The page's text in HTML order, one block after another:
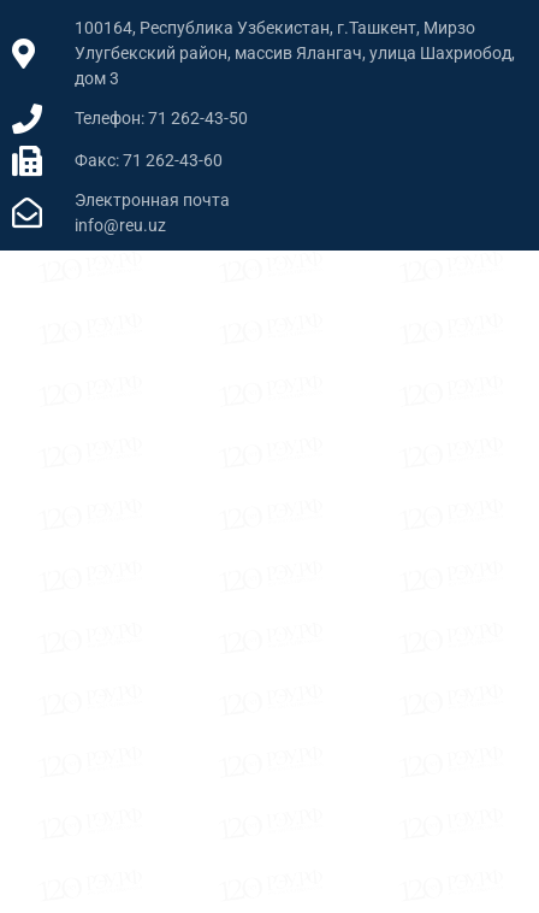
100164, Республика Узбекистан, г.Ташкент, Мирзо
Улугбекский район, массив Ялангач, улица Шахриобод,
дом 3
Телефон: 71 262-43-50
Факс: 71 262-43-60
Электронная почта
info@reu.uz